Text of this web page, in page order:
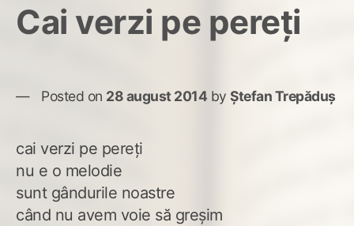
Cai verzi pe pereţi
Posted on 28 august 2014 by Ștefan Trepăduș
cai verzi pe pereţi
nu e o melodie
sunt gândurile noastre
când nu avem voie să greşim